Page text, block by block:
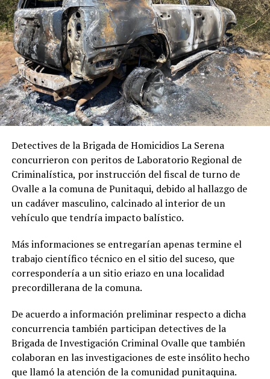
Detectives de la Brigada de Homicidios La Serena
concurrieron con peritos de Laboratorio Regional de
Criminalística, por instrucción del fiscal de turno de
Ovalle a la comuna de Punitaqui, debido al hallazgo de
un cadáver masculino, calcinado al interior de un
vehículo que tendría impacto balístico.
Más informaciones se entregarían apenas termine el
trabajo científico técnico en el sitio del suceso, que
correspondería a un sitio eriazo en una localidad
precordillerana de la comuna.
De acuerdo a información preliminar respecto a dicha
concurrencia también participan detectives de la
Brigada de Investigación Criminal Ovalle que también
colaboran en las investigaciones de este insólito hecho
que llamó la atención de la comunidad punitaquina.